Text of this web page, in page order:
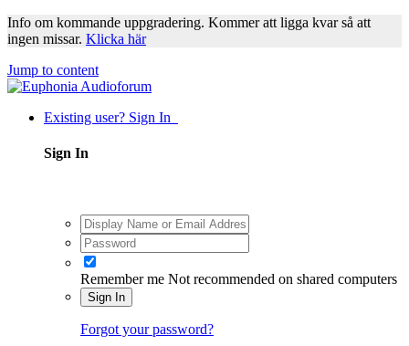
Info om kommande uppgradering. Kommer att ligga kvar så att
ingen missar. Klicka här
Jump to content
Existing user? Sign In
Sign In
Remember me Not recommended on shared computers
Sign In
Forgot your password?